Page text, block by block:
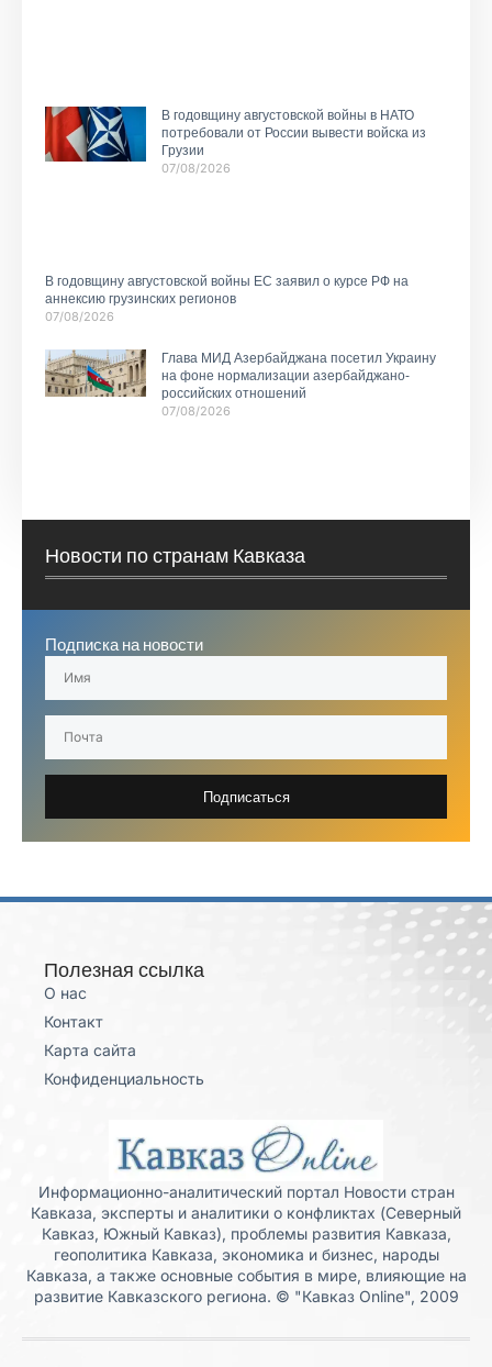
В годовщину августовской войны в НАТО
потребовали от России вывести войска из
Грузии
07/08/2026
В годовщину августовской войны ЕС заявил о курсе РФ на
аннексию грузинских регионов
07/08/2026
Глава МИД Азербайджана посетил Украину
на фоне нормализации азербайджано-
российских отношений
07/08/2026
Новости по странам Кавказа
Подписка на новости
Подписаться
Полезная ссылка
О нас
Контакт
Карта сайта
Конфиденциальность
Информационно-аналитический портал Новости стран
Кавказа, эксперты и аналитики о конфликтах (Северный
Кавказ, Южный Кавказ), проблемы развития Кавказа,
геополитика Кавказа, экономика и бизнес, народы
Кавказа, а также основные события в мире, влияющие на
развитие Кавказского региона. © "Кавказ Online", 2009